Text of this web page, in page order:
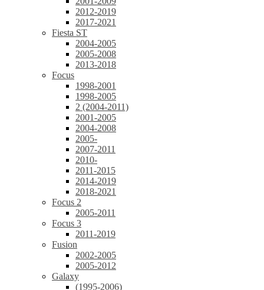
2012-2019
2017-2021
Fiesta ST
2004-2005
2005-2008
2013-2018
Focus
1998-2001
1998-2005
2 (2004-2011)
2001-2005
2004-2008
2005-
2007-2011
2010-
2011-2015
2014-2019
2018-2021
Focus 2
2005-2011
Focus 3
2011-2019
Fusion
2002-2005
2005-2012
Galaxy
(1995-2006)